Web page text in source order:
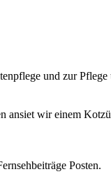
und zur Pflege
ansiet wir einem
Posten.